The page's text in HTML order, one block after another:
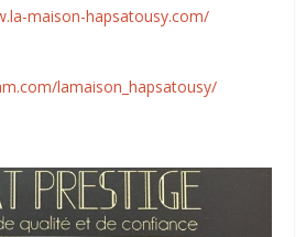
maison-hapsatousy.com/
lamaison_hapsatousy/